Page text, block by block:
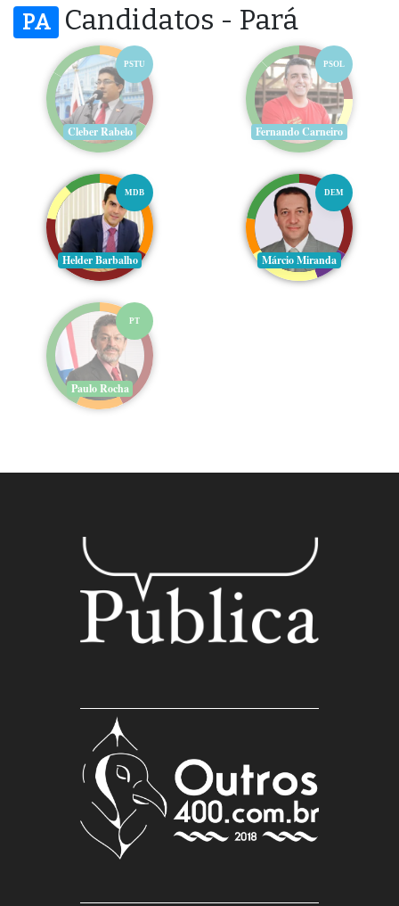
PA Candidatos - Pará
PSTU
Cleber Rabelo
PSOL
Fernando Carneiro
MDB
Helder Barbalho
DEM
Márcio Miranda
PT
Paulo Rocha